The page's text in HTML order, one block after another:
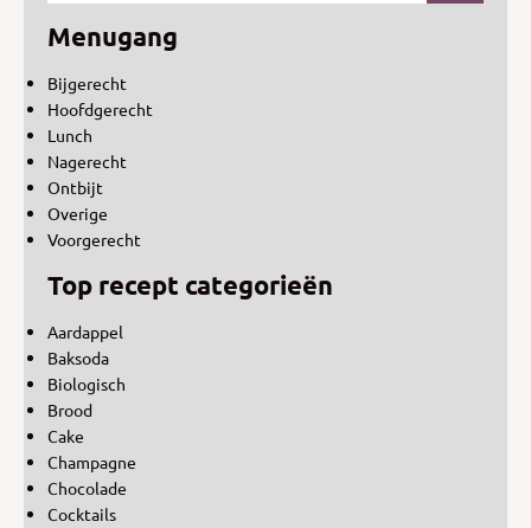
Menugang
Bijgerecht
Hoofdgerecht
Lunch
Nagerecht
Ontbijt
Overige
Voorgerecht
Top recept categorieën
Aardappel
Baksoda
Biologisch
Brood
Cake
Champagne
Chocolade
Cocktails